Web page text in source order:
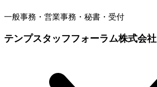
一般事務・営業事務・秘書・受付
テンプスタッフフォーラム株式会社